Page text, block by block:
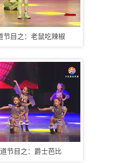
节目之：老鼠吃辣椒
节目之：爵士芭比
4、VR全景酒店摄影
5、产品摄影360环拍
7、访谈采访探店拍摄
华亿摄影最擅长的：
1、教育精品课程录制
2、活动摄影照片直播
3、展会移动视频直播
4、VR全景酒店摄影
5、产品摄影360环拍
6、公司工厂形象拍摄
7、访谈采访探店拍摄
8、光盘刻录打印包装